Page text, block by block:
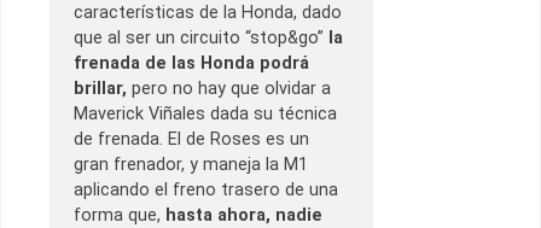
características de la Honda, dado
que al ser un circuito “stop&go” la
frenada de las Honda podrá
brillar, pero no hay que olvidar a
Maverick Viñales dada su técnica
de frenada. El de Roses es un
gran frenador, y maneja la M1
aplicando el freno trasero de una
forma que, hasta ahora, nadie